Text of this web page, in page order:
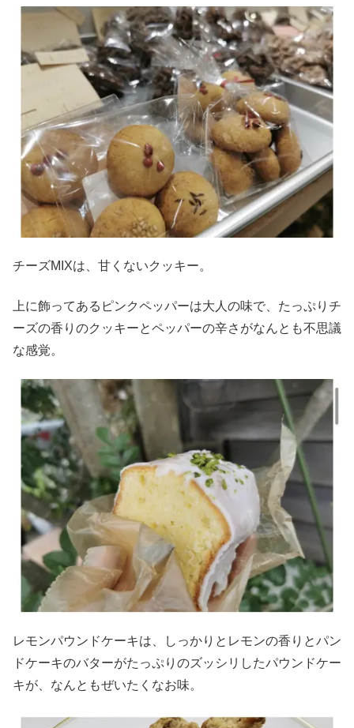
チーズMIXは、甘くないクッキー。
上に飾ってあるピンクペッパーは大人の味で、たっぷりチ
ーズの香りのクッキーとペッパーの辛さがなんとも不思議
な感覚。
レモンパウンドケーキは、しっかりとレモンの香りとパン
ドケーキのバターがたっぷりのズッシリしたパウンドケー
キが、なんともぜいたくなお味。